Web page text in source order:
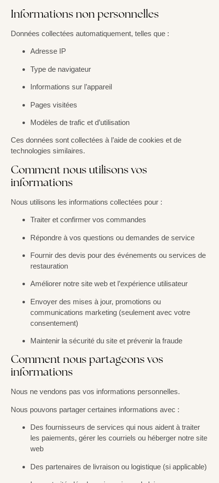
Informations non personnelles
Données collectées automatiquement, telles que :
Adresse IP
Type de navigateur
Informations sur l’appareil
Pages visitées
Modèles de trafic et d’utilisation
Ces données sont collectées à l’aide de cookies et de
technologies similaires.
Comment nous utilisons vos
informations
Nous utilisons les informations collectées pour :
Traiter et confirmer vos commandes
Répondre à vos questions ou demandes de service
Fournir des devis pour des événements ou services de
restauration
Améliorer notre site web et l’expérience utilisateur
Envoyer des mises à jour, promotions ou
communications marketing (seulement avec votre
consentement)
Maintenir la sécurité du site et prévenir la fraude
Comment nous partageons vos
informations
Nous ne vendons pas vos informations personnelles.
Nous pouvons partager certaines informations avec :
Des fournisseurs de services qui nous aident à traiter
les paiements, gérer les courriels ou héberger notre site
web
Des partenaires de livraison ou logistique (si applicable)